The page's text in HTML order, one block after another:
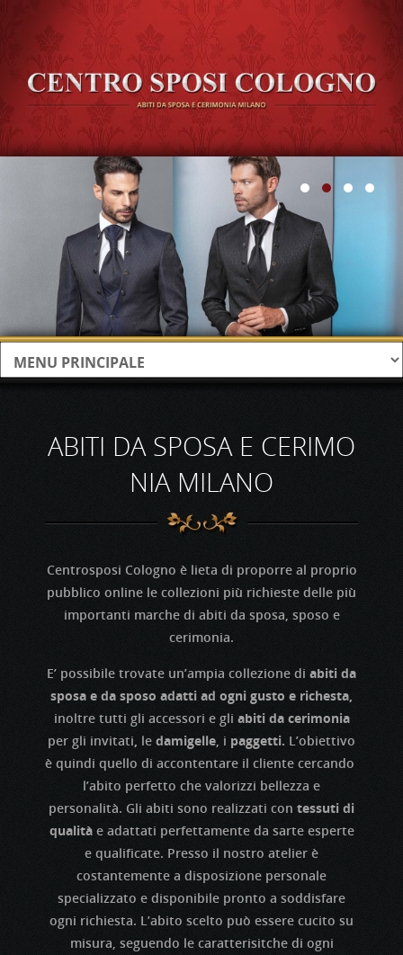
ABITI DA SPOSA E CERIMO
NIA MILANO
Centrosposi Cologno è lieta di proporre al proprio
pubblico online le collezioni più richieste delle più
importanti marche di abiti da sposa, sposo e
cerimonia.
E’ possibile trovate un’ampia collezione di abiti da
sposa e da sposo adatti ad ogni gusto e richesta,
inoltre tutti gli accessori e gli abiti da cerimonia
per gli invitati le damigelle , i paggetti. L’obiettivo
è quindi quello di accontentare il cliente cercando
l’abito perfetto che valorizzi bellezza e
personalità. Gli abiti sono realizzati con tessuti di
qualitàe adattati perfettamente da sarte esperte
e qualificate. Presso il nostro atelier è
costantemente a disposizione personale
specializzato e disponibile pronto a soddisfare
ogni richiesta. L’abito scelto può essere cucito su
misura, seguendo le caratterisitche di ogni